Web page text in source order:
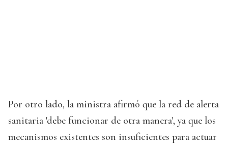
Por otro lado, la ministra afirmó que la red de alerta
sanitaria 'debe funcionar de otra manera', ya que los
mecanismos existentes son insuficientes para actuar